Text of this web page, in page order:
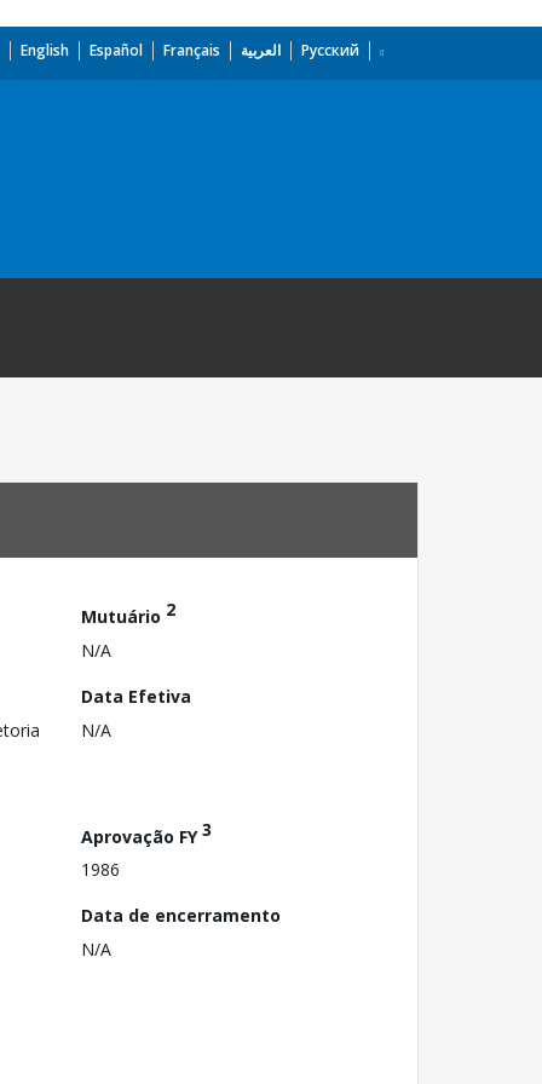
English Español Français العربية Русский
Mutuário 2
N/A
Data Efetiva
N/A
Aprovação FY3
1986
Data de encerramento
N/A